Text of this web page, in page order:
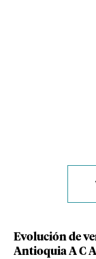
Evolución de
Antioquia A C A